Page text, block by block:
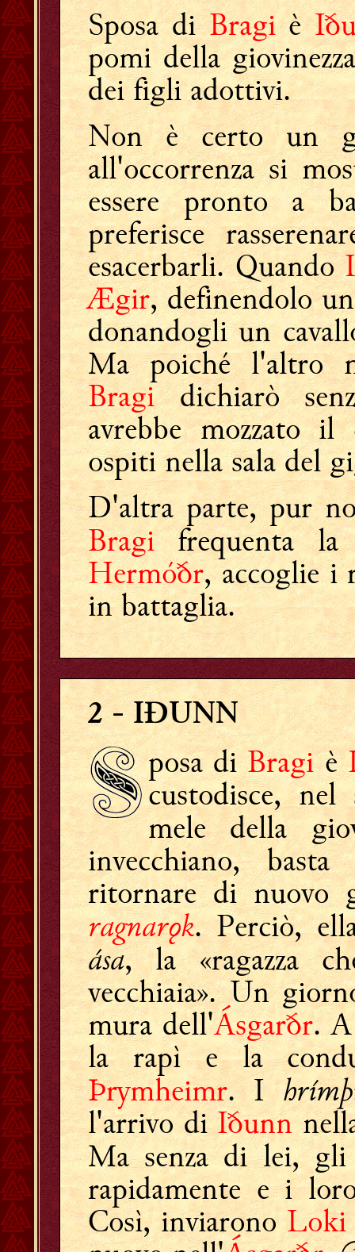
Sposa diBragiè
pomi della
dei figli adottivi.
Non è certo un
all'occorrenza si
essere pronto a
preferisce
esacerbarli. Quando
Ægir, definendolo
donandogli un
Ma poiché l'altro
Bragidichiarò
avrebbe mozzato
ospiti nella sala del
D'altra parte, pur
Bragifrequenta
Hermóðr, accoglie i
in battaglia.
2- IÐUNN
posa diBragiè
custodisce,
mele della
invecchiano,
ritornare di nuovo
ragnarǫk. Perciò,
ása, la «ragazza
vecchiaia». Un
mura dell'Ásgarðr.
la rapì e la
Þrymheimr. I
l'arrivo diIðunn
Ma senza di lei,
rapidamente e i
Così, inviaronoLoki